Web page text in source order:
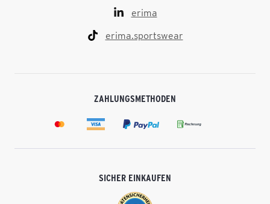
erima
erima.sportswear
ZAHLUNGSMETHODEN
SICHER EINKAUFEN